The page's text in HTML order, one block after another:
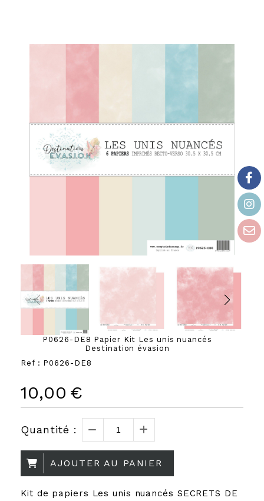
P0626-DE8 Papier Kit Les unis nuancés
Destination évasion
Ref : P0626-DE8
10,00 €
Quantité :
AJOUTER AU PANIER
Kit de papiers Les unis nuancés SECRETS DE